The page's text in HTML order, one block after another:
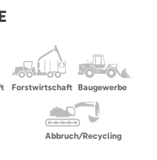
Forstwirtschaft Baugewerbe
Abbruch/Recycling